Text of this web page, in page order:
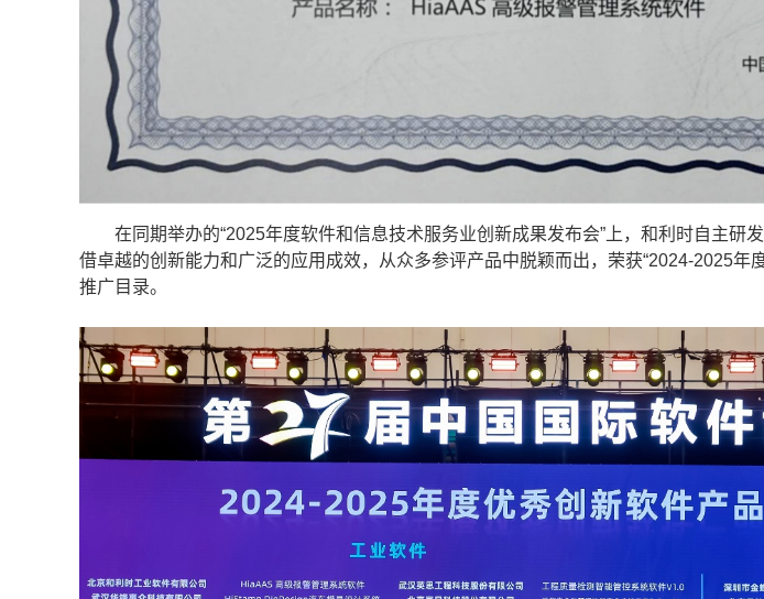
在同期举办的“2025年度软件和信息技术服务业创新成果发布会”上，和利时自主研
借卓越的创新能力和广泛的应用成效，从众多参评产品中脱颖而出，荣获“2024-2025年
推广目录。